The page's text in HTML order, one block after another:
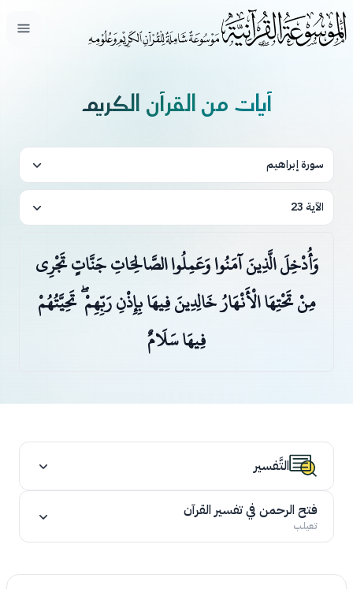
فتح
آيات من القرآن الكريم
سورة إبراهيم
الآية 23
وَأُدْخِلَ الَّذِينَ آمَنُوا وَعَمِلُوا الصَّالِحَاتِ جَنَّاتٍ تَجْرِي
مِنْ تَحْتِهَا الْأَنْهَارُ خَالِدِينَ فِيهَا بِإِذْنِ رَبِّهِمْ ۖ تَحِيَّتُهُمْ
فِيهَا سَلَامٌ
التَّفسير
فتح الرحمن في تفسير القرآن
تعيلب